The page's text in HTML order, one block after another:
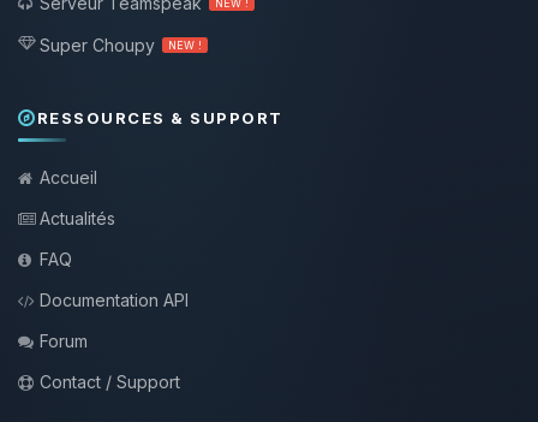
Super Choupy NEW !
RESSOURCES & SUPPORT
Accueil
Actualités
FAQ
Documentation API
Forum
Contact / Support